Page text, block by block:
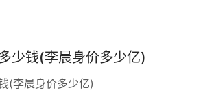
少钱(李晨身价多少亿)
(李晨身价多少亿)